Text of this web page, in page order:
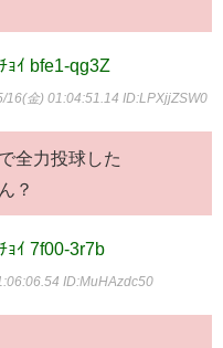
ｮｲ bfe1-qg3Z
16(金) 01:04:51.14 ID:LPXjjZSW0
全力投球した
？
ｮｲ 7f00-3r7b
ID:MuHAzdc50